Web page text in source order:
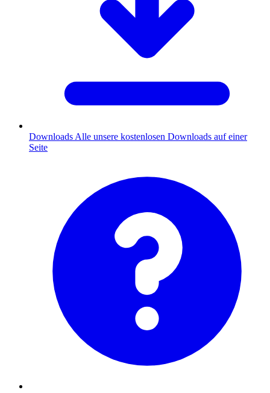
Downloads Alle unsere kostenlosen Downloads auf einer
Seite